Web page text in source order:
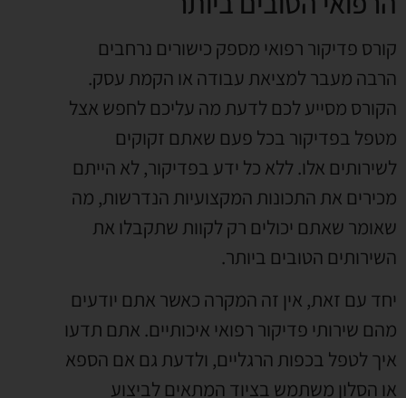
קורס פדיקור רפואי מספק כישורים נרחבים
הרבה מעבר למציאת עבודה או הקמת עסק.
הקורס מסייע לכם לדעת מה עליכם לחפש אצל
מטפל בפדיקור בכל פעם שאתם זקוקים
לשירותים אלו. ללא כל ידע בפדיקור, לא הייתם
מכירים את התכונות המקצועיות הנדרשות, מה
שאומר שאתם יכולים רק לקוות שתקבלו את
השירותים הטובים ביותר.
יחד עם זאת, אין זה המקרה כאשר אתם יודעים
מהם שירותי פדיקור רפואי איכותיים. אתם תדעו
איך לטפל בכפות הרגליים, ולדעת גם אם הספא
או הסלון משתמש בציוד המתאים לביצוע